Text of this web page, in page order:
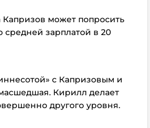
Капризов может попросить
средней зарплатой в 20
с Капризовым и
Кирилл делает
другого уровня.